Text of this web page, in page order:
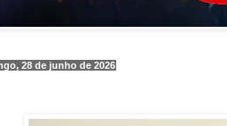
28 de junho de 2026